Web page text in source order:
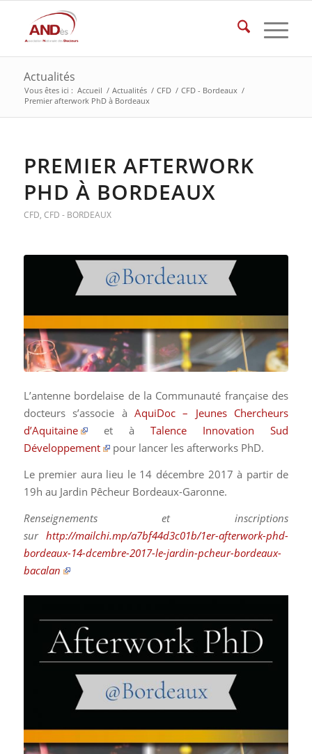
Actualités
Vous êtes ici : Accueil / Actualités / CFD / CFD - Bordeaux /
Premier afterwork PhD à Bordeaux
PREMIER AFTERWORK
PHD À BORDEAUX
CFD, CFD - BORDEAUX
L’antenne bordelaise de la Communauté française des
docteurs s’associe à AquiDoc – Jeunes Chercheurs
d’Aquitaine
et àTalence Innovation Sud
Développement
pour lancer les afterworks PhD.
Le premier aura lieu le 14 décembre 2017 à partir de
19h au Jardin Pêcheur Bordeaux-Garonne.
Renseignements et inscriptions
surhttp://mailchi.mp/a7bf44d3c01b/1er-afterwork-phd-
bordeaux-14-dcembre-2017-le-jardin-pcheur-bordeaux-
bacalan